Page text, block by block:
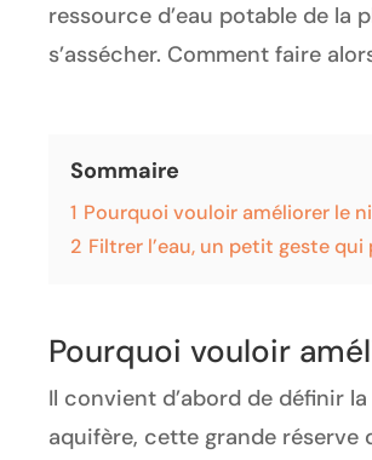
ressource d’eau potable de la
s’assécher. Comment faire
Sommaire
1 Pourquoi vouloir améliorer le
2 Filtrer l’eau, un petit geste
Pourquoi vouloir
Il convient d’abord de définir la
aquifère, cette grande réserve